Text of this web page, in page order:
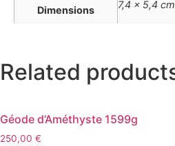
Dimensions 7,4 × 5,4 cm
Related
Géode d’Améthyste 1599g
250,00 €